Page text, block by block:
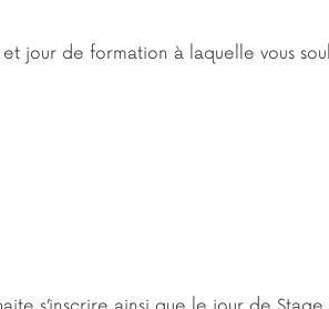
jour de formation à laquelle vous